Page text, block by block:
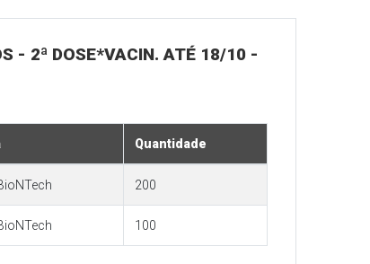
- 2ª DOSE*VACIN. ATÉ 18/10 -
Quantidade
200
100